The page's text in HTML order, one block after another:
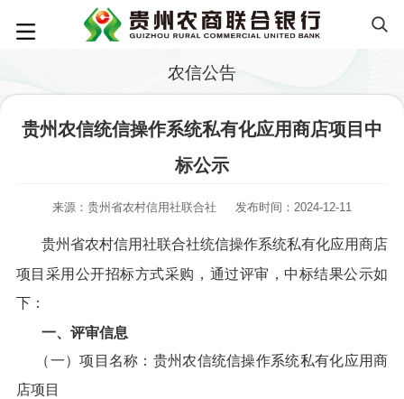
农信公告
贵州农信统信操作系统私有化应用商店项目中
标公示
来源：贵州省农村信用社联合社 发布时间：2024-12-11
贵州省农村信用社联合社统信操作系统私有化应用商店
项目采用公开招标方式采购，通过评审，中标结果公示如
下：
一、评审信息
（一）项目名称：贵州农信统信操作系统私有化应用商
店项目